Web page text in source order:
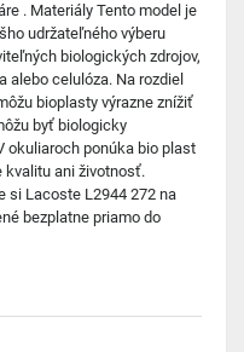
. Materiály Tento model je
udržateľného výberu
biologických zdrojov,
celulóza. Na rozdiel
bioplasty výrazne znížiť
byť biologicky
okuliaroch ponúka bio plast
kvalitu ani životnosť.
si Lacoste L2944 272 na
bezplatne priamo do